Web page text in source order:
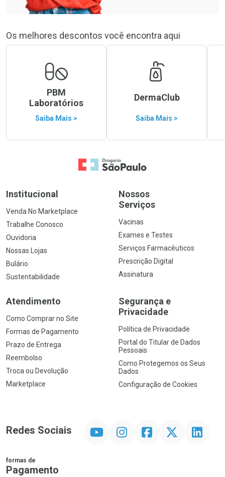
Os melhores descontos você encontra aqui
PBM
Laboratórios
Saiba Mais >
DermaClub
Saiba Mais >
Ir para a Home
Institucional
Venda No Marketplace
Trabalhe Conosco
Ouvidoria
Nossas Lojas
Bulário
Sustentabilidade
Nossos
Serviços
Vacinas
Exames e Testes
Serviços Farmacêuticos
Prescrição Digital
Assinatura
Atendimento
Como Comprar no Site
Formas de Pagamento
Prazo de Entrega
Reembolso
Troca ou Devolução
Marketplace
Segurança e
Privacidade
Política de Privacidade
Portal do Titular de Dados
Pessoais
Como Protegemos os Seus
Dados
Configuração de Cookies
Redes Sociais InstagramFacebookTwitter Linkedin
formas de
Pagamento